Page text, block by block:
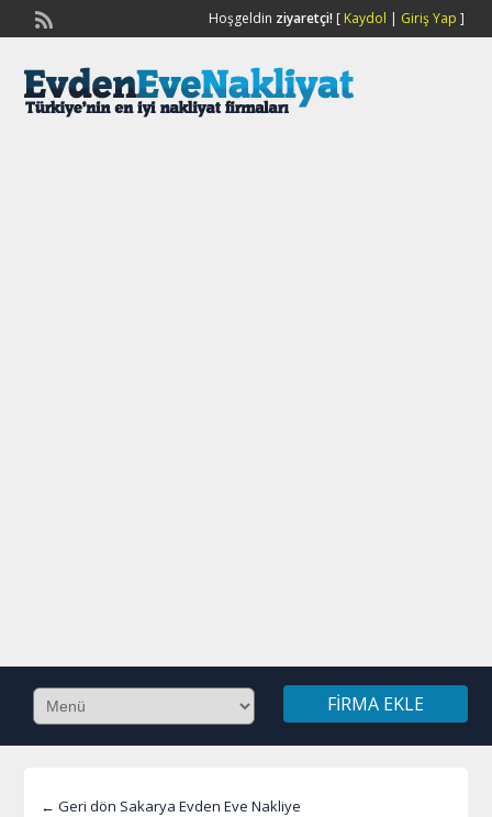
Hoşgeldin ziyaretçi![ Kaydol | Giriş Yap ]
FIRMA EKLE
← Geri dön Sakarya Evden Eve Nakliye